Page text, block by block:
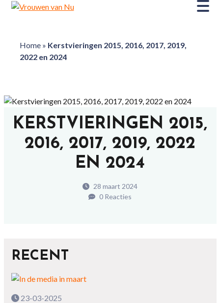
Home» Kerstvieringen 2015, 2016, 2017, 2019,
2022 en 2024
KERSTVIERINGEN 2015,
2016, 2017, 2019, 2022
EN 2024
28 maart 2024
0 Reacties
RECENT
23-03-2025